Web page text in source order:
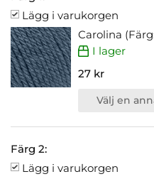
Lägg i varukorgen
Carolina
I lager
27 kr
Välj en
Färg 2:
Lägg i varukorgen